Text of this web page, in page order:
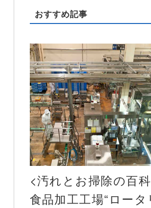
おすすめ記事
<汚れとお掃除の百
食品加工工場“ロータ